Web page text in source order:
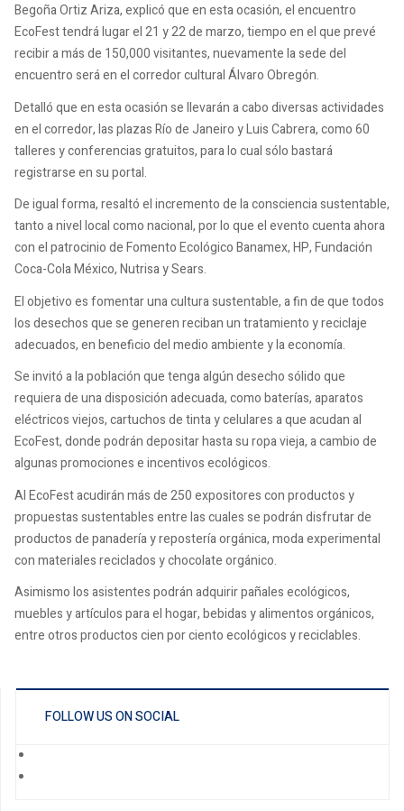
Begoña Ortiz Ariza, explicó que en esta ocasión, el encuentro
EcoFest tendrá lugar el 21 y 22 de marzo, tiempo en el que prevé
recibir a más de 150,000 visitantes, nuevamente la sede del
encuentro será en el corredor cultural Álvaro Obregón.
Detalló que en esta ocasión se llevarán a cabo diversas actividades
en el corredor, las plazas Río de Janeiro y Luis Cabrera, como 60
talleres y conferencias gratuitos, para lo cual sólo bastará
registrarse en su portal.
De igual forma, resaltó el incremento de la consciencia sustentable,
tanto a nivel local como nacional, por lo que el evento cuenta ahora
con el patrocinio de Fomento Ecológico Banamex, HP, Fundación
Coca-Cola México, Nutrisa y Sears.
El objetivo es fomentar una cultura sustentable, a fin de que todos
los desechos que se generen reciban un tratamiento y reciclaje
adecuados, en beneficio del medio ambiente y la economía.
Se invitó a la población que tenga algún desecho sólido que
requiera de una disposición adecuada, como baterías, aparatos
eléctricos viejos, cartuchos de tinta y celulares a que acudan al
EcoFest, donde podrán depositar hasta su ropa vieja, a cambio de
algunas promociones e incentivos ecológicos.
Al EcoFest acudirán más de 250 expositores con productos y
propuestas sustentables entre las cuales se podrán disfrutar de
productos de panadería y repostería orgánica, moda experimental
con materiales reciclados y chocolate orgánico.
Asimismo los asistentes podrán adquirir pañales ecológicos,
muebles y artículos para el hogar, bebidas y alimentos orgánicos,
entre otros productos cien por ciento ecológicos y reciclables.
FOLLOW US ON SOCIAL